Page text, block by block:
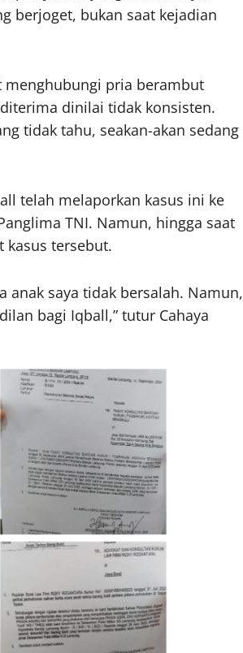
berjoget, bukan saat kejadian
menghubungi pria berambut
dinilai tidak konsisten.
tidak tahu, seakan-akan sedang
telah melaporkan kasus ini ke
TNI. Namun, hingga saat
kasus tersebut.
anak saya tidak bersalah. Namun,
bagi Iqball,” tutur Cahaya